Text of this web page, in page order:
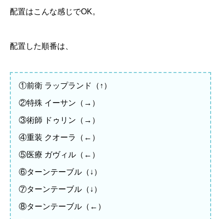
配置はこんな感じでOK。
配置した順番は、
①前衛 ラップランド（↑）
②特殊 イーサン（→）
③術師 ドゥリン（→）
④重装 クオーラ（←）
⑤医療 ガヴィル（←）
⑥ターンテーブル（↓）
⑦ターンテーブル（↓）
⑧ターンテーブル（←）